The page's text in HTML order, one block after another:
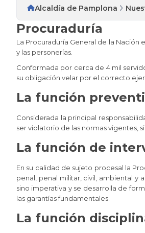
Alcaldía de Pamplona
Procuraduría
La Procuraduría General de la
y las personerías.
Conformada por cerca de 4 mil
su obligación velar por el correcto
La función
Considerada la principal
ser violatorio de las normas vigentes,
La función de
En su calidad de sujeto procesal la
penal, penal militar, civil, ambiental y
sino imperativa y se desarrolla de
las garantías fundamentales.
La función